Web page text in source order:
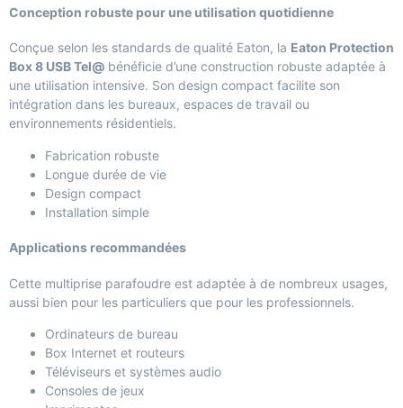
Conception robuste pour une utilisation quotidienne
Conçue selon les standards de qualité Eaton, la Eaton Protection
Box 8 USB Tel@ bénéficie d’une construction robuste adaptée à
une utilisation intensive. Son design compact facilite son
intégration dans les bureaux, espaces de travail ou
environnements résidentiels.
Fabrication robuste
Longue durée de vie
Design compact
Installation simple
Applications recommandées
Cette multiprise parafoudre est adaptée à de nombreux usages,
aussi bien pour les particuliers que pour les professionnels.
Ordinateurs de bureau
Box Internet et routeurs
Téléviseurs et systèmes audio
Consoles de jeux